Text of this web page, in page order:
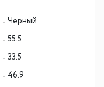
Черный
55.5
33.5
46.9